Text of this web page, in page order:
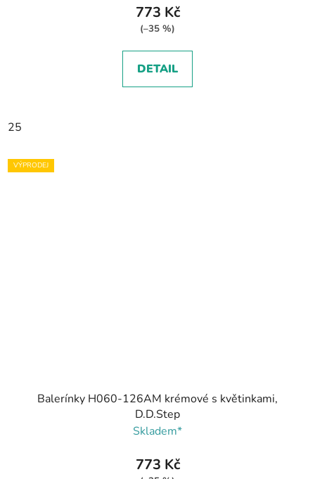
773 Kč
(–35 %)
DETAIL
25
VÝPRODEJ
Balerínky H060-126AM krémové s květinkami,
D.D.Step
Skladem*
773 Kč